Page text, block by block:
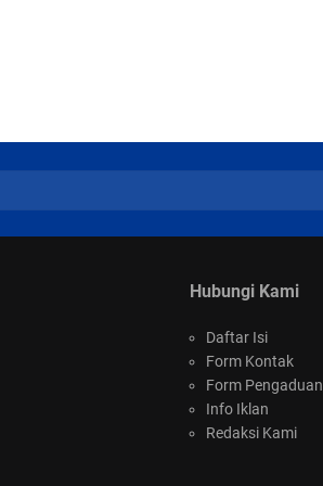
Hubungi Kami
Daftar Isi
Form Kontak
Form Pengaduan
Info Iklan
Redaksi Kami